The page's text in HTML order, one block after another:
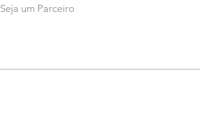
Seja um Parceiro